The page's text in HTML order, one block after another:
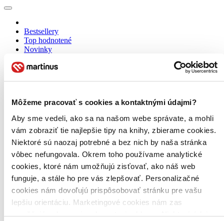
Môžeme pracovať s cookies a kontaktnými údajmi?
Aby sme vedeli, ako sa na našom webe správate, a mohli
vám zobraziť tie najlepšie tipy na knihy, zbierame cookies.
Niektoré sú naozaj potrebné a bez nich by naša stránka
vôbec nefungovala. Okrem toho používame analytické
cookies, ktoré nám umožňujú zisťovať, ako náš web
funguje, a stále ho pre vás zlepšovať. Personalizačné
cookies nám dovoľujú prispôsobovať stránku pre vašu
lepšiu orientáciu. Marketingové cookies nám zas
umožňujú zobrazenie relevantnej reklamy. Niektoré údaje
Bestsellery
Top hodnotené
Novinky
Najlacnejšie
Použité filtre
Autor Lev Nikolajevič TolstojV ruskom jazyku